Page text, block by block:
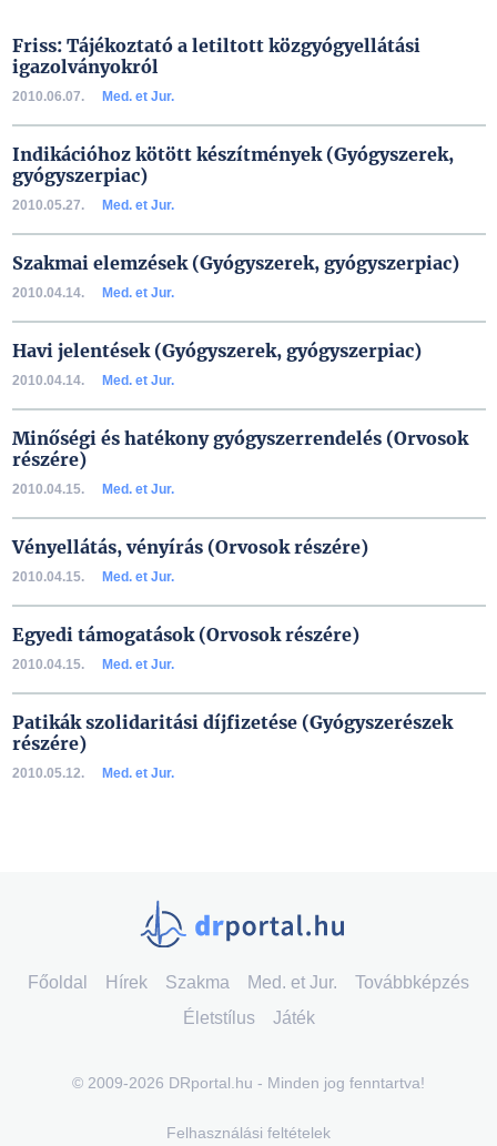
Friss: Tájékoztató a letiltott közgyógyellátási
igazolványokról
2010.06.07. Med. et Jur.
Indikációhoz kötött készítmények (Gyógyszerek,
gyógyszerpiac)
2010.05.27. Med. et Jur.
Szakmai elemzések (Gyógyszerek, gyógyszerpiac)
2010.04.14. Med. et Jur.
Havi jelentések (Gyógyszerek, gyógyszerpiac)
2010.04.14. Med. et Jur.
Minőségi és hatékony gyógyszerrendelés (Orvosok
részére)
2010.04.15. Med. et Jur.
Vényellátás, vényírás (Orvosok részére)
2010.04.15. Med. et Jur.
Egyedi támogatások (Orvosok részére)
2010.04.15. Med. et Jur.
Patikák szolidaritási díjfizetése (Gyógyszerészek
részére)
2010.05.12. Med. et Jur.
Főoldal Hírek Szakma Med. et Jur.
Továbbképzés
Életstílus
Játék
© 2009-2026 DRportal.hu - Minden jog fenntartva!
Felhasználási feltételek